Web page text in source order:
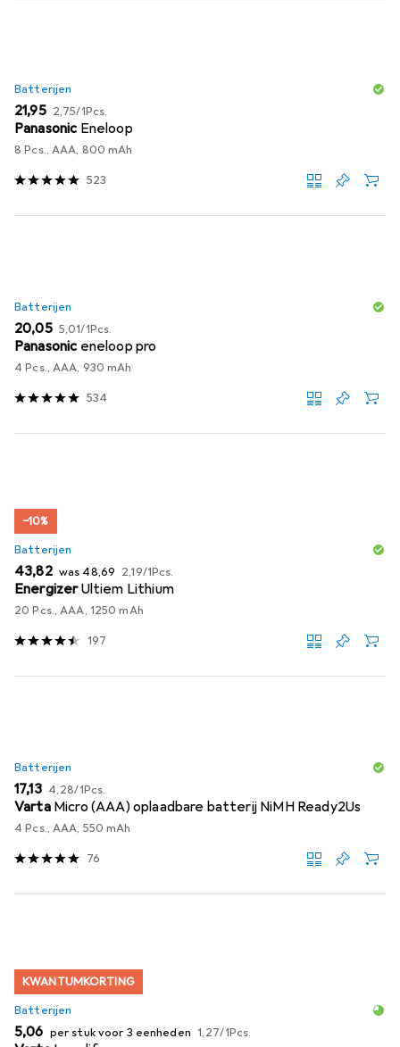
Batterijen
EUR
21,95 EUR
2,75/1Pcs.
Panasonic Eneloop
8 Pcs., AAA, 800 mAh
523
Batterijen
EUR
20,05 EUR
5,01/1Pcs.
Panasonic eneloop pro
4 Pcs., AAA, 930 mAh
534
−10%
Batterijen
EUR
43,82 was EUR
48,69 EUR
2,19/1Pcs.
EnergizerUltiem Lithium
20 Pcs., AAA, 1250 mAh
197
Batterijen
EUR
17,13 EUR
4,28/1Pcs.
Varta Micro (AAA) oplaadbare batterij NiMH Ready2Us
4 Pcs., AAA, 550 mAh
76
KWANTUMKORTING
Batterijen
EUR
5,06 per stuk voor 3 eenheden EUR
1,27/1Pcs.